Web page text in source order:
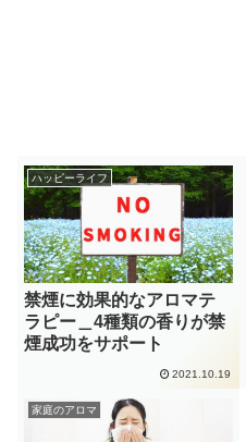
ハッピーライフ
禁煙に効果的なアロマテ
ラピー＿4種類の香りが禁
煙成功をサポート
2021.10.19
家庭のアロマ